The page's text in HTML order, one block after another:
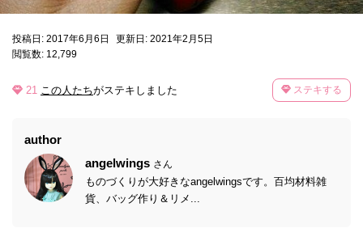
投稿日: 2017年6月6日
更新日: 2021年2月5日
閲覧数: 12,799
21 この人たちがステキしました ステキする
author
angelwings さん
ものづくりが大好きなangelwingsです。百均材料雑
貨、バッグ作り＆リメ...